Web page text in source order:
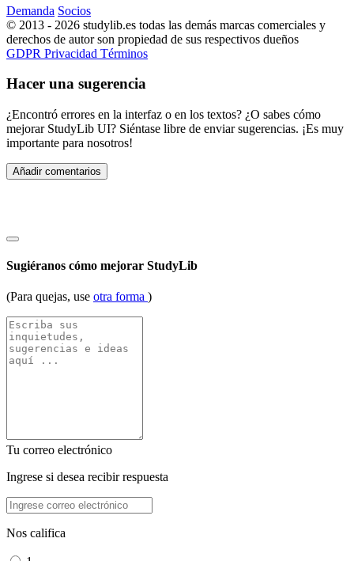
Demanda Socios
© 2013 - 2026 studylib.es todas las demás marcas comerciales y
derechos de autor son propiedad de sus respectivos dueños
GDPR Privacidad Términos
Hacer una sugerencia
¿Encontró errores en la interfaz o en los textos? ¿O sabes cómo
mejorar StudyLib UI? Siéntase libre de enviar sugerencias. ¡Es muy
importante para nosotros!
Añadir comentarios
Sugiéranos cómo mejorar StudyLib
(Para quejas, use otra forma )
Tu correo electrónico
Ingrese si desea recibir respuesta
Nos califica